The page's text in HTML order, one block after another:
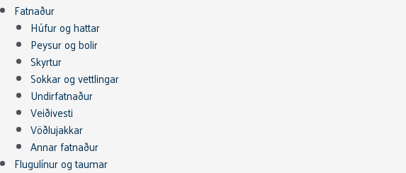
Fatnaður
Húfur og hattar
Peysur og bolir
Skyrtur
Sokkar og vettlingar
Undirfatnaður
Veiðivesti
Vöðlujakkar
Annar fatnaður
Flugulínur og taumar